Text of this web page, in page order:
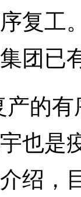
复工
团已
的有
也是
绍，